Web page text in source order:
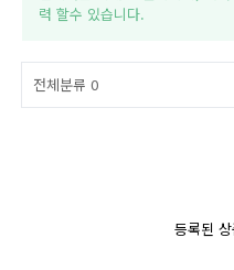
력 할수 있습니다.
전체분류 0
등록된